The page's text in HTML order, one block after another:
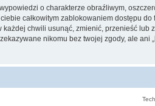
o charakterze obraźliwym,
całkowitym zablokowaniem dostępu
każdej chwili usunąć, zmienić, przenieść
nikomu bez twojej zgody, ale